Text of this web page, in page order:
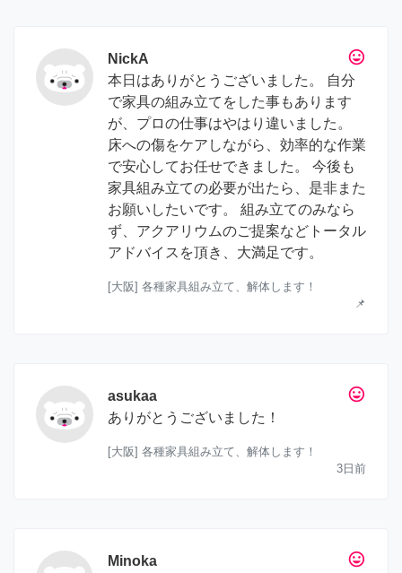
tag_faces
NickA
本日はありがとうございました。 自分
で家具の組み立てをした事もあります
が、プロの仕事はやはり違いました。
床への傷をケアしながら、効率的な作業
で安心してお任せできました。 今後も
家具組み立ての必要が出たら、是非また
お願いしたいです。 組み立てのみなら
ず、アクアリウムのご提案などトータル
アドバイスを頂き、大満足です。
[大阪] 各種家具組み立て、解体します！
📌
tag_faces
asukaa
ありがとうございました！
[大阪] 各種家具組み立て、解体します！
3日前
tag_faces
Minoka